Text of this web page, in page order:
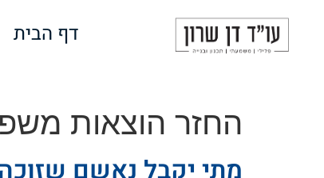
דף הבית
החזר הוצאות
מתי יקבל נאשם